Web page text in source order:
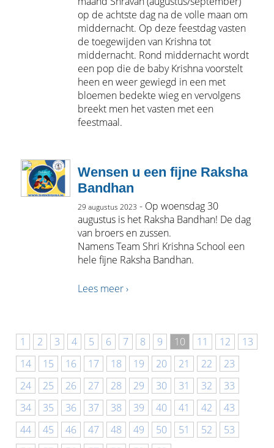
op de achtste dag na de volle maan om
middernacht. Op deze feestdag vasten
de toegewijden van Krishna tot
middernacht. Rond middernacht wordt
een pop die de baby Krishna voorstelt
heen en weer gewiegd in een met
bloemen bedekte wieg en vervolgens
breekt men het vasten met een
feestmaal.
Wensen u een fijne Raksha
Bandhan
29 augustus 2023 - Op woensdag 30
augustus is het Raksha Bandhan! De dag
van broers en zussen.
Namens Team Shri Krishna School een
hele fijne Raksha Bandhan.
Lees meer ›
1 2 3 4 5 6 7 8 9 10 11 12
13
14
15 16 17 18 19 20 21 22
23
24
25 26 27 28 29 30 31 32
33
34
35 36 37 38 39 40 41 42
43
44
45 46 47 48 49 50 51 52
53